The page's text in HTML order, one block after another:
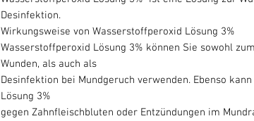
Desinfektion.
Wirkungsweise von Wasserstoffperoxid Lösung 3%
Wasserstoffperoxid Lösung 3% können Sie sowohl
Wunden, als auch als
Desinfektion bei Mundgeruch verwenden. Ebenso
Lösung 3%
gegen Zahnfleischbluten oder Entzündungen im